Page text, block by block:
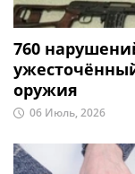
760
оружия
06 Июль, 2026